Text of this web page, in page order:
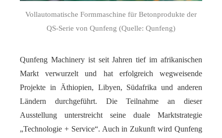
Vollautomatische Formmaschine für Betonprodukte der
QS-Serie von Qunfeng (Quelle: Qunfeng)
Qunfeng Machinery ist seit Jahren tief im afrikanischen
Markt verwurzelt und hat erfolgreich wegweisende
Projekte in Äthiopien, Libyen, Südafrika und anderen
Ländern durchgeführt. Die Teilnahme an dieser
Ausstellung unterstreicht seine duale Marktstrategie
„Technologie + Service“. Auch in Zukunft wird Qunfeng